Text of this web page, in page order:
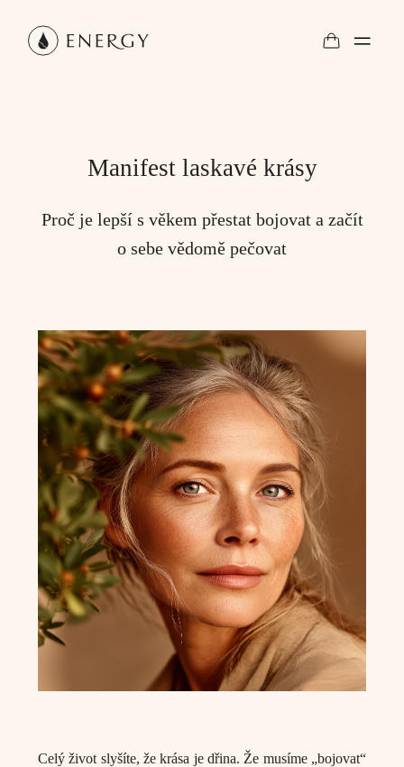
Manifest laskavé krásy
Proč je lepší s věkem přestat bojovat a začít
o sebe vědomě pečovat
Celý život slyšíte, že krása je dřina. Že musíme „bojovat“